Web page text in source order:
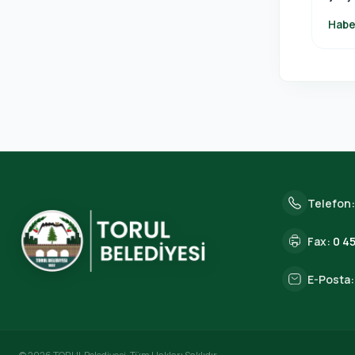
Telefon:
Fax: 0
E-Posta: